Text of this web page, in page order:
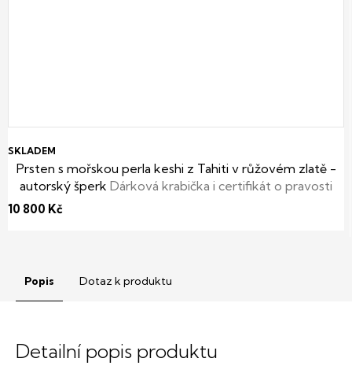
Prsten s mořskou perla keshi z Tahiti v růžovém zlatě -
autorský šperk Dárková krabička i certifikát o pravosti
SKLADEM
10 800 Kč
Popis Dotaz k produktu
Detailní popis produktu